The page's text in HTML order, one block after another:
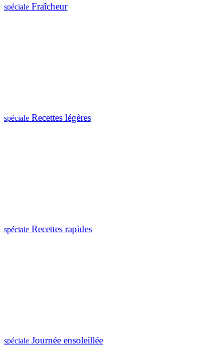
spéciale Fraîcheur
spéciale Recettes légères
spéciale Recettes rapides
spéciale Journée ensoleillée